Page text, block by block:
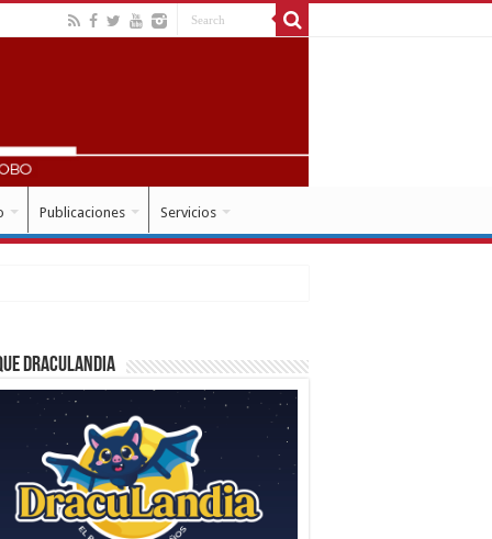
Publicaciones Servicios
Draculandia